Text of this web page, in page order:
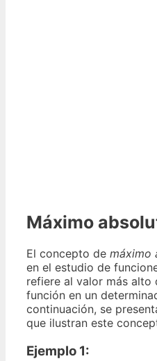
Máximo
El concepto de máximo
en el estudio de
refiere al valor más alto
función en un
continuación, se
que ilustran este
Ejemplo 1: